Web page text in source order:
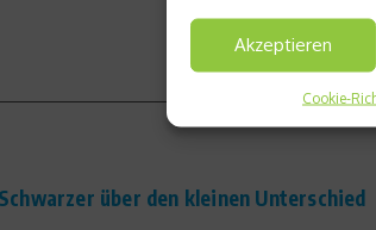
Akzeptieren
Cookie-
über den kleinen Unterschied